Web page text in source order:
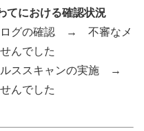
てにおける確認状況
ログの確認 → 不審なメ
んでした
ルススキャンの実施 →
んでした